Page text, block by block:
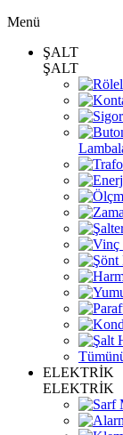
Menü
ŞALT
ŞALT
ELEKTRİK
ELEKTRİK